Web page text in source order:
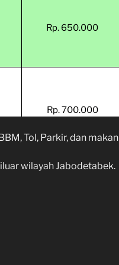
Rp. 650.000
Rp. 700.000
Tol, Parkir, dan makan
wilayah Jabodetabek.